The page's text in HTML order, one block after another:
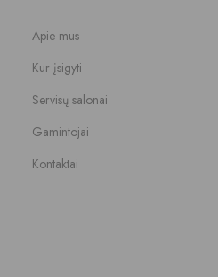
Apie mus
Kur įsigyti
Servisų salonai
Gamintojai
Kontaktai